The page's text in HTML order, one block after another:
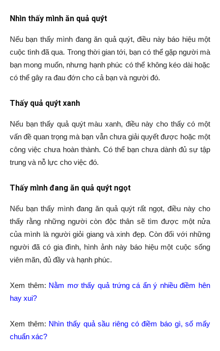
Nhìn thấy mình ăn quả quýt
Nếu bạn thấy mình đang ăn quả quýt, điều này báo hiệu một
cuộc tình đã qua. Trong thời gian tới, bạn có thể gặp người mà
bạn mong muốn, nhưng hạnh phúc có thể không kéo dài hoặc
có thể gây ra đau đớn cho cả bạn và người đó.
Thấy quả quýt xanh
Nếu bạn thấy quả quýt màu xanh, điều này cho thấy có một
vấn đề quan trọng mà bạn vẫn chưa giải quyết được hoặc một
công việc chưa hoàn thành. Có thể bạn chưa dành đủ sự tập
trung và nỗ lực cho việc đó.
Thấy mình đang ăn quả quýt ngọt
Nếu bạn thấy mình đang ăn quả quýt rất ngọt, điều này cho
thấy rằng những người còn độc thân sẽ tìm được một nửa
của mình là người giỏi giang và xinh đẹp. Còn đối với những
người đã có gia đình, hình ảnh này báo hiệu một cuộc sống
viên mãn, đủ đầy và hạnh phúc.
Xem thêm: Nằm mơ thấy quả trứng cá ẩn ý nhiều điềm hên
hay xui?
Xem thêm: Nhìn thấy quả sầu riêng có điềm báo gì, số mấy
chuẩn xác?